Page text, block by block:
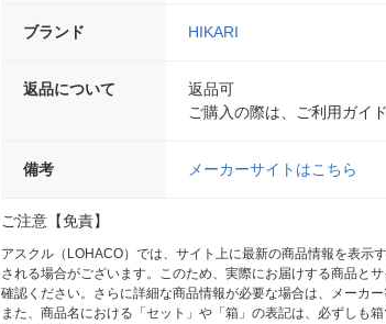
ブランド HIKARI
返品について
返品可
ご購入の際は、ご利用ガイ
備考 メーカーサイトはこちら
ご注意【免責】
アスクル（LOHACO）では、サイト上に最新の商品情報を表示
される場合がございます。このため、実際にお届けする商品と
確認ください。さらに詳細な商品情報が必要な場合は、メーカー
また、商品名における「セット」や「箱」の表記は、必ずしも